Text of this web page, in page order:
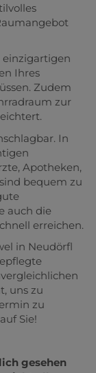
einzigartigen
Ihres
Zudem
zur
In
Apotheken,
bequem zu
auch die
erreichen.
in Neudörfl
uns zu
zu
Sie!
gesehen